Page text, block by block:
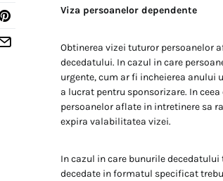
Viza persoanelor dependente
Obtinerea vizei tuturor persoanelor
decedatului. In cazul in care
urgente, cum ar fi incheierea anului
a lucrat pentru sponsorizare. In
persoanelor aflate in intretinere sa
expira valabilitatea vizei.
In cazul in care bunurile
decedate in formatul specificat